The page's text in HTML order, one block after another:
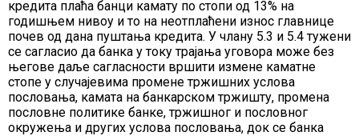
кредита плаћа банци камату по стопи од 13% на
годишњем нивоу и то на неотплаћени износ главнице
почев од дана пуштања кредита. У члану 5.3 и 5.4 тужени
се сагласио да банка у току трајања уговора може без
његове даље сагласности вршити измене каматне
стопе у случајевима промене тржишних услова
пословања, камата на банкарском тржишту, промена
пословне политике банке, тржишног и пословног
окружења и других услова пословања, док се банка